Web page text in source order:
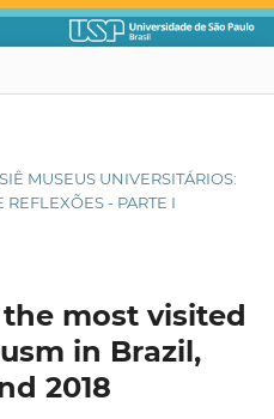
MUSEUS UNIVERSITÁRIOS:
- PARTE I
most visited
in Brazil,
2018